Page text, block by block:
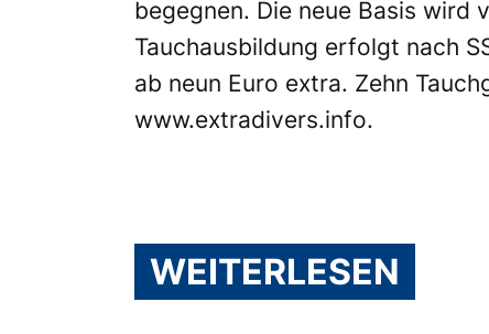
begegnen. Die neue Basis wird
Tauchausbildung erfolgt nach
ab neun Euro extra. Zehn
www.extradivers.info.
WEITERLESEN